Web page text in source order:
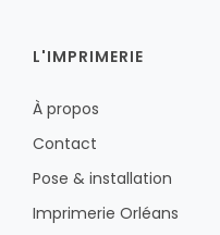
L'IMPRIMERIE
À propos
Contact
Pose & installation
Imprimerie Orléans